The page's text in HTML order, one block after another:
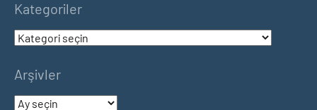
Kategoriler
Kategoriler
Arşivler
Arşivler